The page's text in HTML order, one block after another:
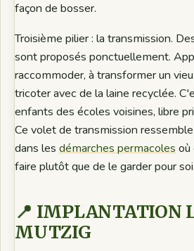
façon de bosser.
Troisième pilier : la transmission.
sont proposés ponctuellement.
raccommoder, à transformer un
tricoter avec de la laine recyclée.
enfants des écoles voisines, libre
Ce volet de transmission
dans lesdémarches permacoles où
faire plutôt que de le garder pour soi.
📍 IMPLANTATION
MUTZIG